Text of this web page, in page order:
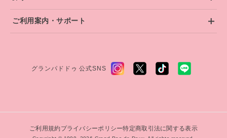
ご利用案内・サポート
グランパドドゥ 公式SNS
ご利用規約プライバシーポリシー特定商取引法に関する表示